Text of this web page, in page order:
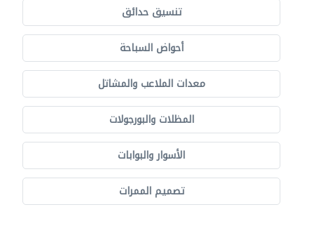
تنسيق حدائق
أحواض السباحة
معدات الملاعب والمشاتل
المظلات والبورجولات
الأسوار والبوابات
تصميم الممرات